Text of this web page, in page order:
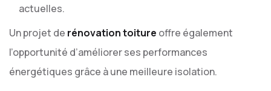
actuelles.
Un projet de rénovation toiture offre également
l’opportunité d’améliorer ses performances
énergétiques grâce à une meilleure isolation.